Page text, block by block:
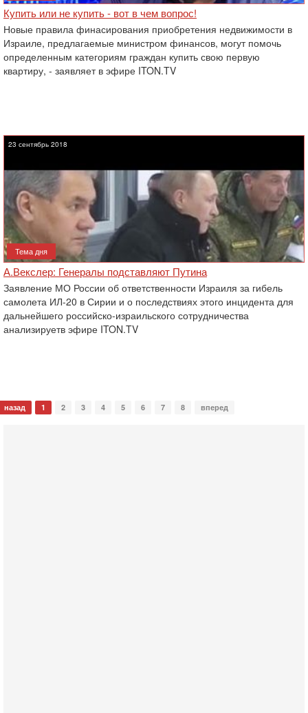
Купить или не купить - вот в чем вопрос!
Новые правила финасирования приобретения недвижимости в
Израиле, предлагаемые министром финансов, могут помочь
определенным категориям граждан купить свою первую
квартиру, - заявляет в эфире ITON.TV
23 сентябрь 2018
Тема дня
А.Векслер: Генералы подставляют Путина
Заявление МО России об ответственности Израиля за гибель
самолета ИЛ-20 в Сирии и о последствиях этого инцидента для
дальнейшего российско-израильского сотрудничества
анализируетв эфире ITON.TV
назад 1 2 3 4 5 6 7 8 вперед